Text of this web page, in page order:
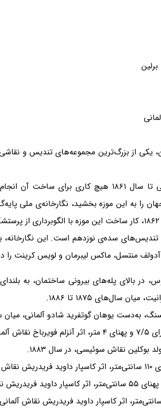
یکی از بزرگ‌ترین مجموعه‌های تندیس و
آلمان و جهان را به این موزه بخشید،
تندیس‌های سده‌ی نوزدهم است. این
منتسل، ماکس لیبرمان و لویس کرینت را
سال‌های ۱۸۷۵ تا ۱۸۸۶.
یوهان گوتفرید شادو آلمانی، میان سال‌های
بوکلین نقاش سوئیسی، در سال ۱۸۸۳.